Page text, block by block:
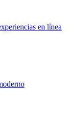
en línea